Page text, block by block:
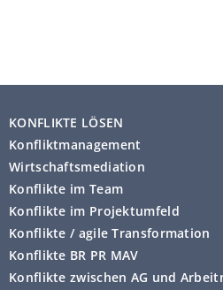
KONFLIKTE LÖSEN
Konfliktmanagement
Wirtschaftsmediation
Konflikte im Team
Konflikte im Projektumfeld
Konflikte / agile Transformation
Konflikte BR PR MAV
Konflikte zwischen AG und